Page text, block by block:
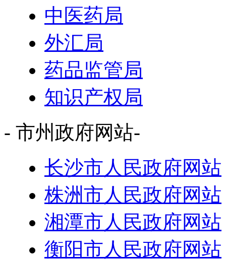
中医药局
外汇局
药品监管局
知识产权局
- 市州政府网站-
长沙市人民政府网站
株洲市人民政府网站
湘潭市人民政府网站
衡阳市人民政府网站